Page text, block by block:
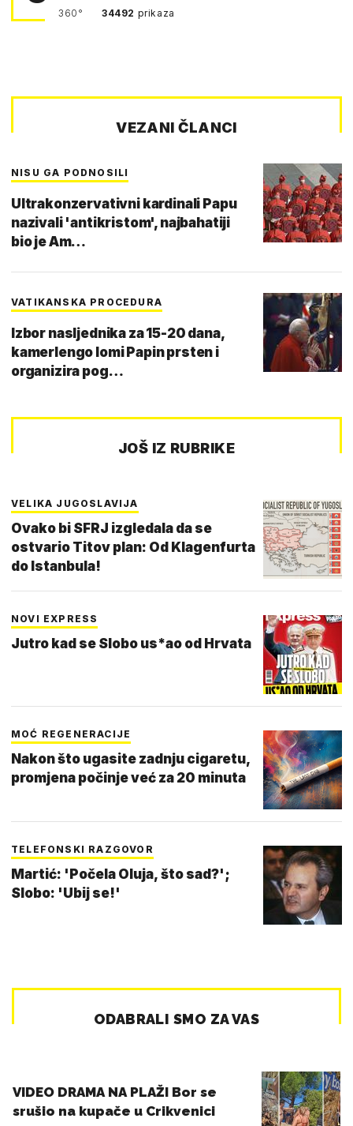
360° 34492 prikaza
VEZANI ČLANCI
NISU GA PODNOSILI
Ultrakonzervativni kardinali Papu
nazivali 'antikristom', najbahatiji
bio je Am…
VATIKANSKA PROCEDURA
Izbor nasljednika za 15-20 dana,
kamerlengo lomi Papin prsten i
organizira pog…
JOŠ IZ RUBRIKE
VELIKA JUGOSLAVIJA
Ovako bi SFRJ izgledala da se
ostvario Titov plan: Od Klagenfurta
do Istanbula!
NOVI EXPRESS
Jutro kad se Slobo us*ao od Hrvata
MOĆ REGENERACIJE
Nakon što ugasite zadnju cigaretu,
promjena počinje već za 20 minuta
TELEFONSKI RAZGOVOR
Martić: 'Počela Oluja, što sad?';
Slobo: 'Ubij se!'